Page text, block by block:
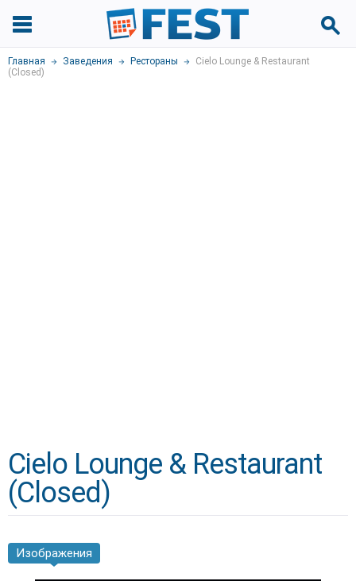
Главная Заведения Рестораны
Cielo Lounge & Restaurant
(Closed)
Cielo Lounge & Restaurant
(Closed)
Изображения